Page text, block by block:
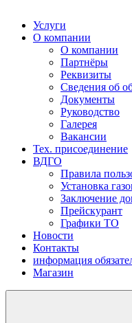
Услуги
О компании
О компании
Партнёры
Реквизиты
Сведения об
Документы
Руководство
Галерея
Вакансии
Тех. присоединение
ВДГО
Правила
Установка
Заключение
Прейскурант
Графики ТО
Новости
Контакты
информация
Магазин